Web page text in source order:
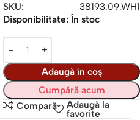
SKU:
38193.09.WH1
Disponibilitate: În stoc
Adaugă în coș
Cumpără acum
Compară
Adaugă la
favorite